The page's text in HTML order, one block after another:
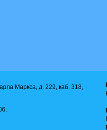
Маркса, д. 229, каб. 318,